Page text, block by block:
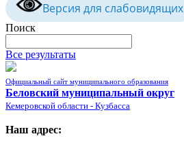
Версия для слабовидящих
Поиск
Все результаты
Официальный сайт муниципального образования
Беловский муниципальный округ
Кемеровской области - Кузбасса
Наш адрес: